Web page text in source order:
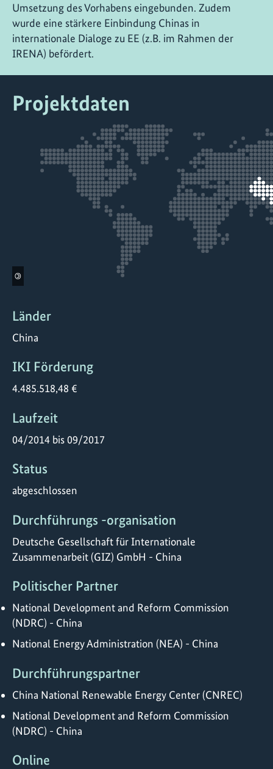
Umsetzung des Vorhabens eingebunden. Zudem
wurde eine stärkere Einbindung Chinas in
internationale Dialoge zu EE (z.B. im Rahmen der
IRENA) befördert.
Projektdaten
©
Länder
China
IKI Förderung
4.485.518,48 €
Laufzeit
04/2014 bis 09/2017
Status
abgeschlossen
Durchführungs -organisation
Deutsche Gesellschaft für Internationale
Zusammenarbeit (GIZ) GmbH - China
Politischer Partner
National Development and Reform Commission
(NDRC) - China
National Energy Administration (NEA) - China
Durchführungspartner
China National Renewable Energy Center (CNREC)
National Development and Reform Commission
(NDRC) - China
Online